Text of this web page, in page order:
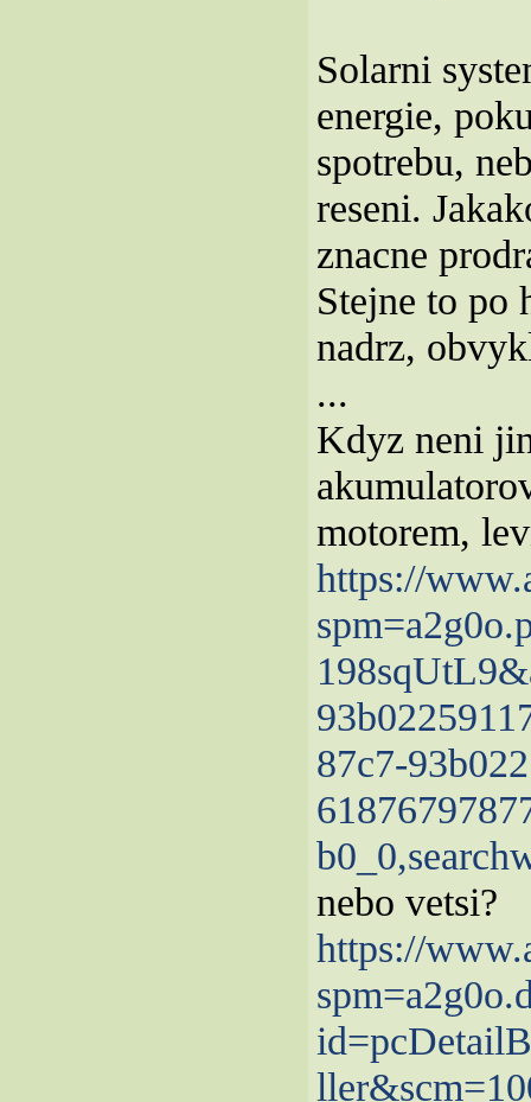
Solarni
energie,
spotrebu,
reseni.
znacne
Stejne to po
nadrz,
...
Kdyz neni
motorem,
https://
87c7-
nebo vetsi?
https://